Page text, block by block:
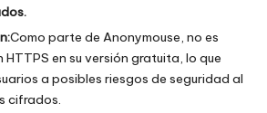
Como parte de Anonymouse, no es
en su versión gratuita, lo que
a posibles riesgos de seguridad al
cifrados.